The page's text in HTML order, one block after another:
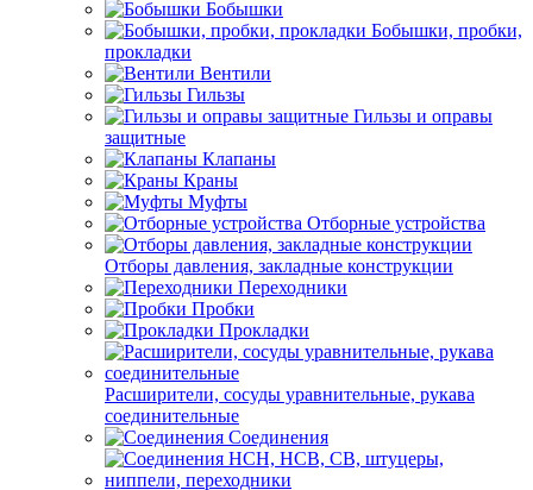
Бобышки
Бобышки, пробки,
прокладки
Вентили
Гильзы
Гильзы и оправы
защитные
Клапаны
Краны
Муфты
Отборные устройства
Отборы давления, закладные конструкции
Переходники
Пробки
Прокладки
Расширители, сосуды уравнительные, рукава
соединительные
Соединения